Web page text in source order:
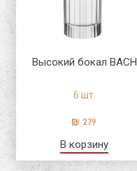
Высокий бокал BACH
6 шт.
279
В корзину